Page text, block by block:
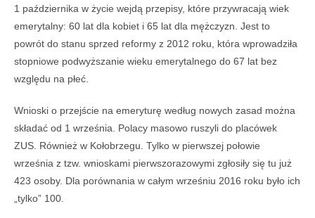
1 października w życie wejdą przepisy, które przywracają wiek
emerytalny: 60 lat dla kobiet i 65 lat dla mężczyzn. Jest to
powrót do stanu sprzed reformy z 2012 roku, która wprowadziła
stopniowe podwyższanie wieku emerytalnego do 67 lat bez
względu na płeć.
Wnioski o przejście na emeryturę według nowych zasad można
składać od 1 września. Polacy masowo ruszyli do placówek
ZUS. Również w Kołobrzegu. Tylko w pierwszej połowie
września z tzw. wnioskami pierwszorazowymi zgłosiły się tu już
423 osoby. Dla porównania w całym wrześniu 2016 roku było ich
„tylko” 100.